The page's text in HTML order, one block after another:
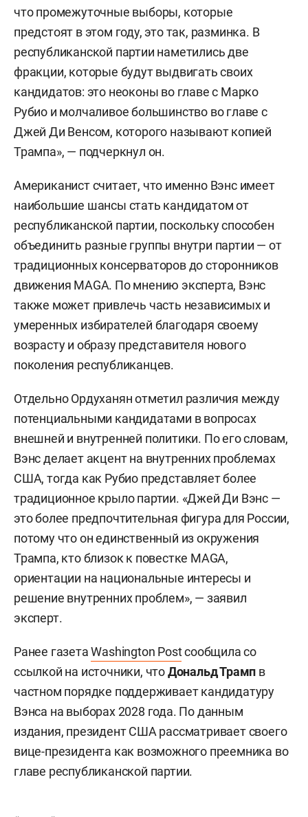
что промежуточные выборы, которые
предстоят в этом году, это так, разминка. В
республиканской партии наметились две
фракции, которые будут выдвигать своих
кандидатов: это неоконы во главе с Марко
Рубио и молчаливое большинство во главе с
Джей Ди Венсом, которого называют копией
Трампа», — подчеркнул он.
Американист считает, что именно Вэнс имеет
наибольшие шансы стать кандидатом от
республиканской партии, поскольку способен
объединить разные группы внутри партии — от
традиционных консерваторов до сторонников
движения MAGA. По мнению эксперта, Вэнс
также может привлечь часть независимых и
умеренных избирателей благодаря своему
возрасту и образу представителя нового
поколения республиканцев.
Отдельно Ордуханян отметил различия между
потенциальными кандидатами в вопросах
внешней и внутренней политики. По его словам,
Вэнс делает акцент на внутренних проблемах
США, тогда как Рубио представляет более
традиционное крыло партии. «Джей Ди Вэнс —
это более предпочтительная фигура для России,
потому что он единственный из окружения
Трампа, кто близок к повестке MAGA,
ориентации на национальные интересы и
решение внутренних проблем», — заявил
эксперт.
Ранее газетаWashington Postсообщила со
ссылкой на источники, чтоДональд Трамп в
частном порядке поддерживает кандидатуру
Вэнса на выборах 2028 года. По данным
издания, президент США рассматривает своего
вице-президента как возможного преемника во
главе республиканской партии.